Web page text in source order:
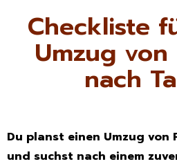
Checkliste
Umzug von
nach
Du planst einen Umzug von
und suchst nach einem